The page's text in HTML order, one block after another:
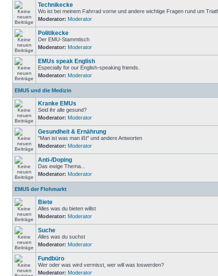
Technikecke
Wo ist bei meinem Fahrrad vorne und andere wichtige Fragen rund um
Moderator: Moderator
Politikecke
Der EMU-Stammtisch
Moderator: Moderator
EMUs speak English
Especially for our English-speaking friends.
Moderator: Moderator
EMU5 und die Medizin
Kranke EMUs
Seid ihr alle gesund?
Moderator: Moderator
Gesundheit & Ernährung
"Man ist was man ißt" und andere Antworten
Moderator: Moderator
Anti-/Doping
Das ewige Thema...
Moderator: Moderator
EMU5 der Flohmarkt
Biete
Alles was du bieten willst
Moderator: Moderator
Suche
Alles was du suchst
Moderator: Moderator
Fundbüro
Wer oder was wird vermisst, wer will was loswerden?
Moderator: Moderator